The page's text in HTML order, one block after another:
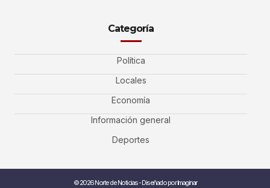
Categoría
Política
Locales
Economía
Información general
Deportes
© 2026 Norte de Noticias - Diseñado por Imaginar